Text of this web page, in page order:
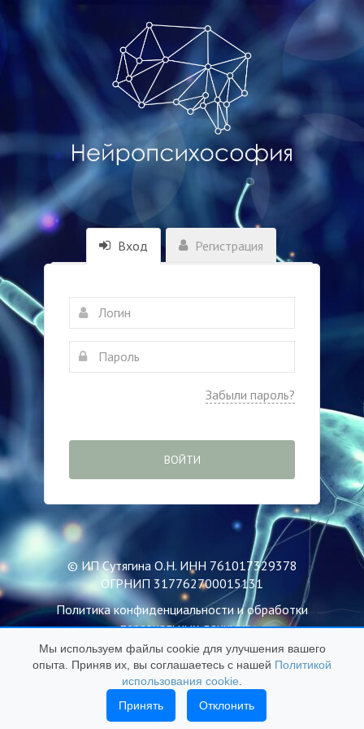
Вход Регистрация
Забыли пароль?
ВОЙТИ
© ИП Сутягина О.Н. ИНН 761017329378
ОГРНИП 317762700015131
Политика конфиденциальности и обработки
персональных данных
Пользовательское соглашение
Публичная оферта
Политика использования файлов Cookie
Мы используем файлы cookie для улучшения вашего
опыта. Приняв их, вы соглашаетесь с нашей Политикой
использования cookie
Принять
Отклонить